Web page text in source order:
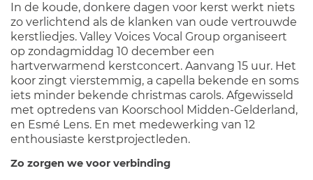
In de koude, donkere dagen voor kerst werkt niets
zo verlichtend als de klanken van oude vertrouwde
kerstliedjes. Valley Voices Vocal Group organiseert
op zondagmiddag 10 december een
hartverwarmend kerstconcert. Aanvang 15 uur. Het
koor zingt vierstemmig, a capella bekende en soms
iets minder bekende christmas carols. Afgewisseld
met optredens van Koorschool Midden-Gelderland,
en Esmé Lens. En met medewerking van 12
enthousiaste kerstprojectleden.
Zo zorgen we voor verbinding